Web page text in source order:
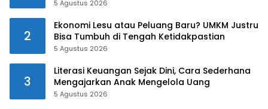
5 Agustus 2026
2
Ekonomi Lesu atau Peluang Baru? UMKM Justru
Bisa Tumbuh di Tengah Ketidakpastian
5 Agustus 2026
3
Literasi Keuangan Sejak Dini, Cara Sederhana
Mengajarkan Anak Mengelola Uang
5 Agustus 2026